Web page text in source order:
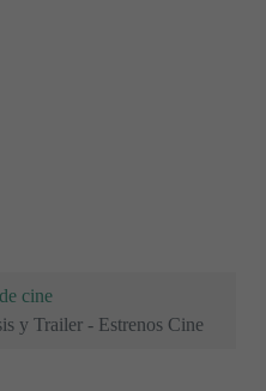
cine
y Trailer - Estrenos Cine